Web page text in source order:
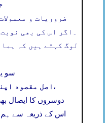
ضروریات و
اگر اس کی بھی
لوگ کہتے ہیں کہ
سو
اصل مقصود ،
دوسروں کا ایصال
اس کے ذریعہ سے